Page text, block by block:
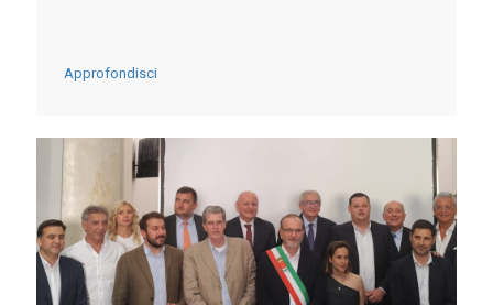
Approfondisci-
TOSCANA
PROTAGONISTE
API
E
CICOGNE